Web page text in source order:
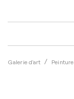
Galerie d'art Peinture